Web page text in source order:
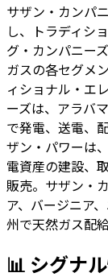
サザン・カンパ
し、トラディシ
グ・カンパニー
ガスの各セグメ
ィショナル・エ
ーズは、アラバ
で発電、送電、
ザン・パワーは
電資産の建設、
販売。サザン・
ア、バージニア
州で天然ガス配
📊 シグナ